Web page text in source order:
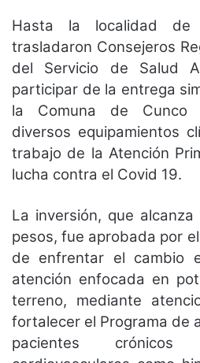
Hasta la localidad de
trasladaron Consejeros
del Servicio de Salud
participar de la entrega
la Comuna de Cunco
diversos equipamientos
trabajo de la Atención
lucha contra el Covid 19.
La inversión, que
pesos, fue aprobada por
de enfrentar el cambio
atención enfocada en
terreno, mediante
fortalecer el Programa de
pacientes crónicos